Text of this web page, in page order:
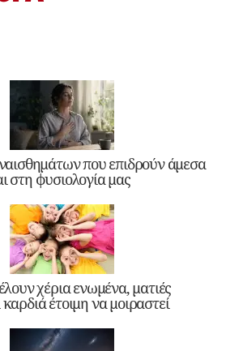
που επιδρούν άμεσα
στη φυσιολογία μας
χέρια ενωμένα, ματιές
έτοιμη να μοιραστεί